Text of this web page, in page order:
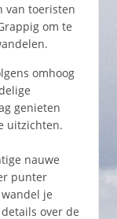
van toeristen
om te
omhoog
genieten
uitzichten.
nauwe
punter
je
over de